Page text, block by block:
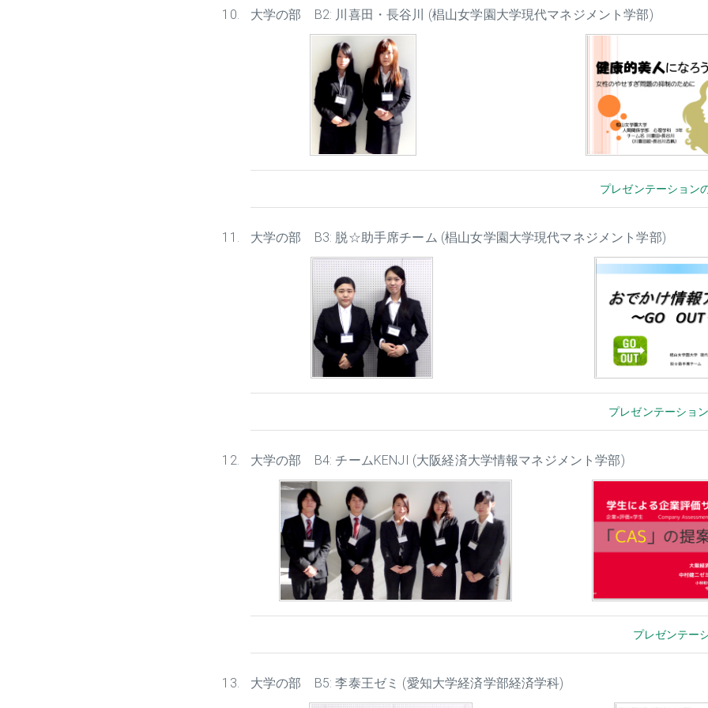
大学の部 B2: 川喜田・長谷川 (椙山女学園大学現代マネジメント学部)
プレゼンテーション
大学の部 B3: 脱☆助手席チーム (椙山女学園大学現代マネジメント学部)
プレゼンテーショ
大学の部 B4: チームKENJI (大阪経済大学情報マネジメント学部)
プレゼンテー
大学の部 B5: 李泰王ゼミ (愛知大学経済学部経済学科)